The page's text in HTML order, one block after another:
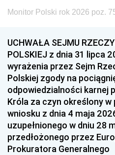
1996 1995
1993 1992
1990 1989
1987 1986
1984 1983
1981 1980
1978 1977
Monitor Polski rok 2026 poz.
UCHWAŁA SEJMU
POLSKIEJ z dnia 31 lipca
wyrażenia przez Sejm
Polskiej zgody na
odpowiedzialności karnej
Króla za czyn określony w
wniosku z dnia 4 maja
uzupełnionego w dniu 28
przedłożonego przez
Prokuratora Generalnego